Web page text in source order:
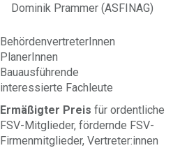
Dominik Prammer (ASFINAG)
BehördenvertreterInnen
PlanerInnen
Bauausführende
interessierte Fachleute
Ermäßigter Preis für ordentliche
FSV-Mitglieder, fördernde FSV-
Firmenmitglieder, Vertreter:innen